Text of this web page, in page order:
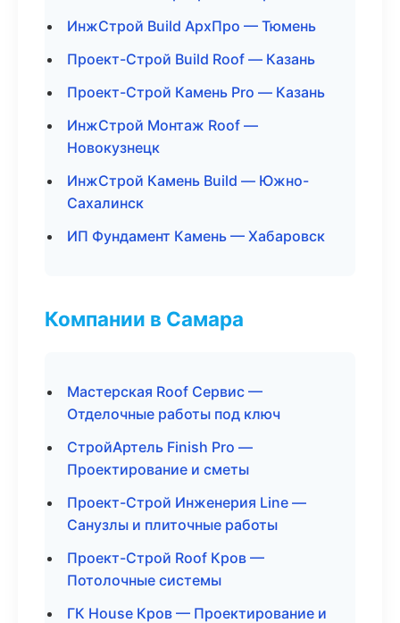
ИнжСтрой Build АрхПро — Тюмень
Проект-Строй Build Roof — Казань
Проект-Строй Камень Pro — Казань
ИнжСтрой Монтаж Roof —
Новокузнецк
ИнжСтрой Камень Build — Южно-
Сахалинск
ИП Фундамент Камень — Хабаровск
Компании в Самара
Мастерская Roof Сервис —
Отделочные работы под ключ
СтройАртель Finish Pro —
Проектирование и сметы
Проект-Строй Инженерия Line —
Санузлы и плиточные работы
Проект-Строй Roof Кров —
Потолочные системы
ГК House Кров — Проектирование и